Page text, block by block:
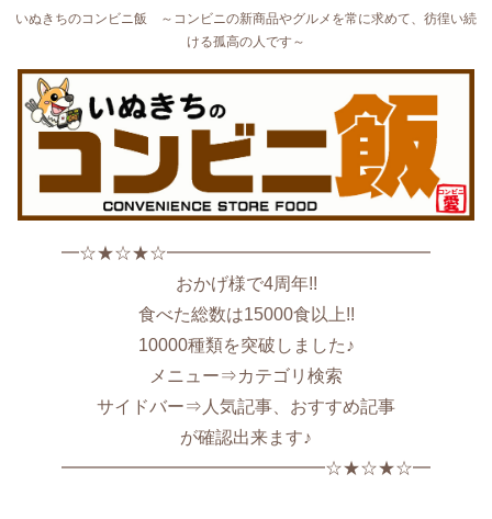
いぬきちのコンビニ飯 ～コンビニの新商品やグルメを常に求めて、彷徨い続
ける孤高の人です～
━☆★☆★☆━━━━━━━━━━━━━━━
おかげ様で4周年!!
食べた総数は15000食以上!!
10000種類を突破しました♪
メニュー⇒カテゴリ検索
サイドバー⇒人気記事、おすすめ記事
が確認出来ます♪
━━━━━━━━━━━━━━━☆★☆★☆━